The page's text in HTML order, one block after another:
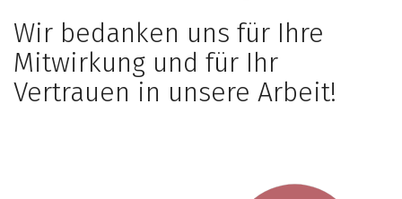
Wir bedanken uns für Ihre
Mitwirkung und für Ihr
Vertrauen in unsere Arbeit!